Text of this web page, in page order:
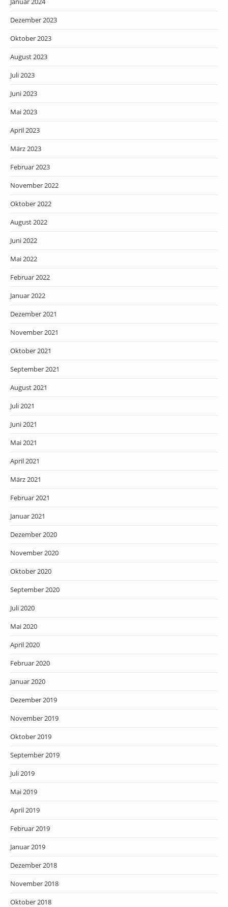
Dezember 2023
Oktober 2023
August 2023
Juli 2023
Juni 2023
Mai 2023
April 2023
März 2023
Februar 2023
November 2022
Oktober 2022
August 2022
Juni 2022
Mai 2022
Februar 2022
Januar 2022
Dezember 2021
November 2021
Oktober 2021
September 2021
August 2021
Juli 2021
Juni 2021
Mai 2021
April 2021
März 2021
Februar 2021
Januar 2021
Dezember 2020
November 2020
Oktober 2020
September 2020
Juli 2020
Mai 2020
April 2020
Februar 2020
Januar 2020
Dezember 2019
November 2019
Oktober 2019
September 2019
Juli 2019
Mai 2019
April 2019
Februar 2019
Januar 2019
Dezember 2018
November 2018
Oktober 2018